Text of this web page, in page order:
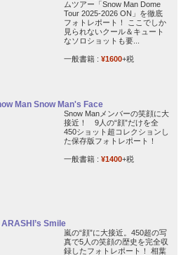
ムツアー「Snow Man Dome
Tour 2025-2026 ON」を徹底
フォトレポート！ ここでしか
見られないクール＆キュート
なソロショットも要...
一般書籍 : ¥1600+税
Man Snow Man's Face
Snow Manメンバーの笑顔に大
接近！ 9人の“顔”だけを全
450ショット超コレクションし
た保存版フォトレポート！
一般書籍 : ¥1400+税
ARASHI’s Smile
嵐の“顔”に大接近。450超の写
真で5人の笑顔の歴史を完全収
録したフォトレポート！ 相葉